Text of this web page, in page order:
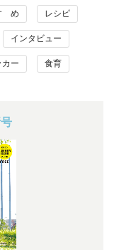
ゝめ レシピ
インタビュー
ー 食育